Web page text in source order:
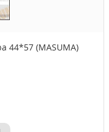
44*57 (MASUMA)